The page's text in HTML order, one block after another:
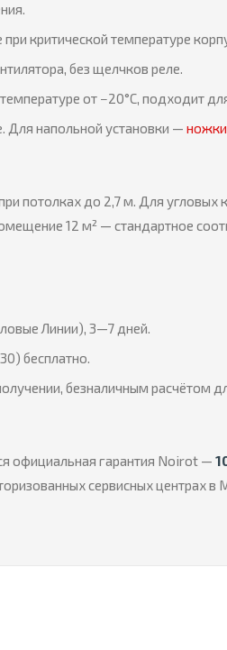
критической температуре
без щелчков реле.
от −20°C, подходит
Для напольной установки —
потолках до 2,7 м. Для угловых
12 м² — стандартное
Линии), 3—7 дней.
бесплатно.
безналичным расчётом
официальная гарантия Noirot —
сервисных центрах